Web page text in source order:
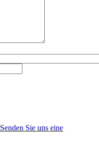
Senden Sie uns eine